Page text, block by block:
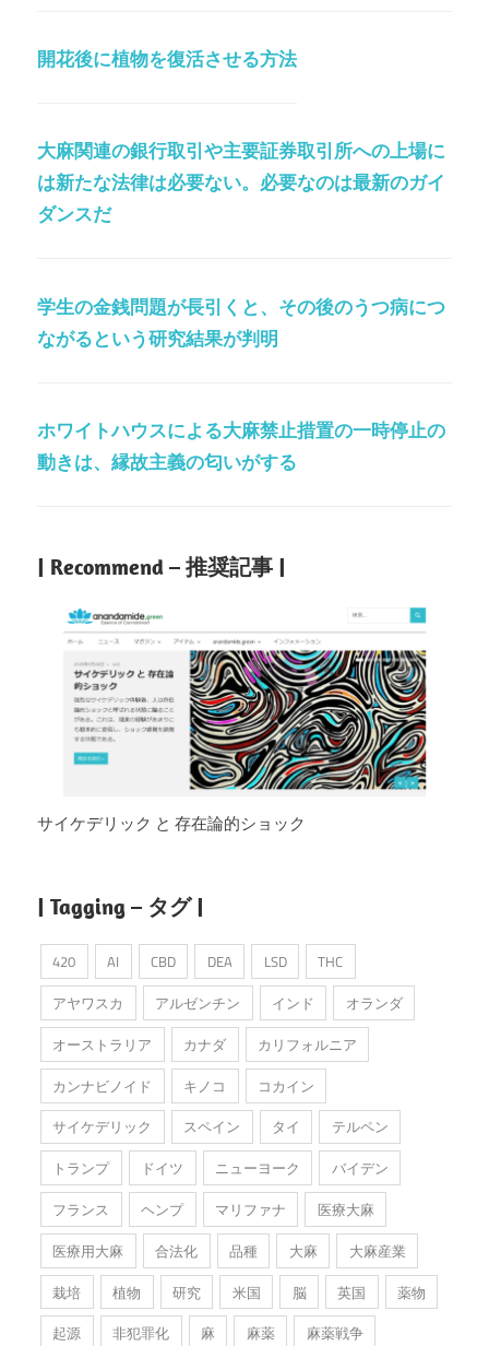
開花後に植物を復活させる方法
大麻関連の銀行取引や主要証券取引所への上場に
は新たな法律は必要ない。必要なのは最新のガイ
ダンスだ
学生の金銭問題が長引くと、その後のうつ病につ
ながるという研究結果が判明
ホワイトハウスによる大麻禁止措置の一時停止の
動きは、縁故主義の匂いがする
| Recommend – 推奨記事 |
サイケデリック と 存在論的ショック
| Tagging – タグ |
420 AI CBD DEA LSD
THC
アヤワスカ
アルゼンチン インド
オランダ
オーストラリア
カナダ
カリフォルニア
カンナビノイド
キノコ
コカイン
サイケデリック
スペイン タイ
テルペン
トランプ
ドイツ ニューヨーク
バイデン
フランス
ヘンプ マリファナ
医療大麻
医療用大麻
合法化 品種 大麻
大麻産業
栽培
植物 研究 米国 脳 英国
薬物
起源
非犯罪化 麻 麻薬 麻薬戦争